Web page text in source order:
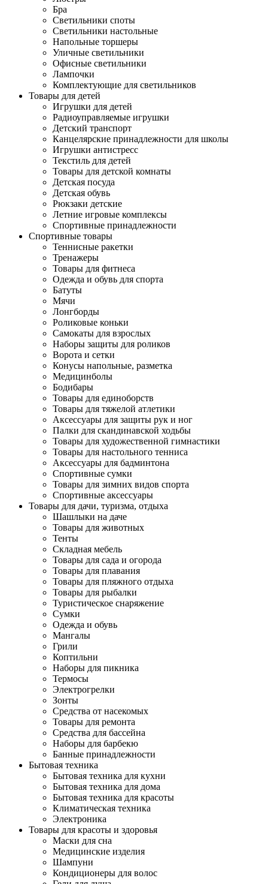
Бра
Светильники споты
Светильники настольные
Напольные торшеры
Уличные светильники
Офисные светильники
Лампочки
Комплектующие для светильников
Товары для детей
Игрушки для детей
Радиоуправляемые игрушки
Детский транспорт
Канцелярские принадлежности для школы
Игрушки антистресс
Текстиль для детей
Товары для детской комнаты
Детская посуда
Детская обувь
Рюкзаки детские
Летние игровые комплексы
Спортивные принадлежности
Спортивные товары
Теннисные ракетки
Тренажеры
Товары для фитнеса
Одежда и обувь для спорта
Батуты
Мячи
Лонгборды
Роликовые коньки
Самокаты для взрослых
Наборы защиты для роликов
Ворота и сетки
Конусы напольные, разметка
Медицинболы
Бодибары
Товары для единоборств
Товары для тяжелой атлетики
Аксессуары для защиты рук и ног
Палки для скандинавской ходьбы
Товары для художественной гимнастики
Товары для настольного тенниса
Аксессуары для бадминтона
Спортивные сумки
Товары для зимних видов спорта
Спортивные аксессуары
Товары для дачи, туризма, отдыха
Шашлыки на даче
Товары для животных
Тенты
Складная мебель
Товары для сада и огорода
Товары для плавания
Товары для пляжного отдыха
Товары для рыбалки
Туристическое снаряжение
Сумки
Одежда и обувь
Мангалы
Грили
Коптильни
Наборы для пикника
Термосы
Электрогрелки
Зонты
Средства от насекомых
Товары для ремонта
Средства для бассейна
Наборы для барбекю
Банные принадлежности
Бытовая техника
Бытовая техника для кухни
Бытовая техника для дома
Бытовая техника для красоты
Климатическая техника
Электроника
Товары для красоты и здоровья
Маски для сна
Медицинские изделия
Шампуни
Кондиционеры для волос